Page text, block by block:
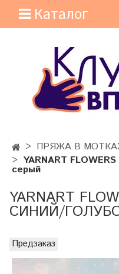
Каталог
ПРЯЖА В
YARNART
серый
YARNART
СИНИЙ/
Предзаказ